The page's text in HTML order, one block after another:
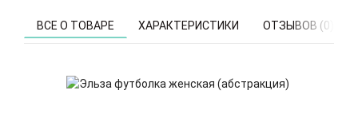
ВСЕ О ТОВАРЕ ХАРАКТЕРИСТИКИ ОТЗЫВОВ (0)